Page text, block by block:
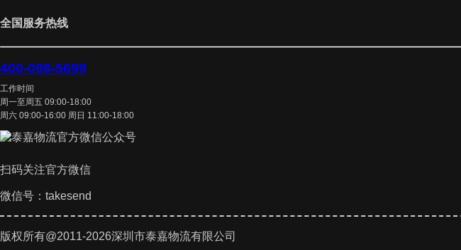
全国服务热线
400-098-5699
工作时间
周一至周五 09:00-18:00
周六 09:00-16:00 周日 11:00-18:00
扫码关注官方微信
微信号：takesend
版权所有@2011-2026深圳市泰嘉物流有限公司